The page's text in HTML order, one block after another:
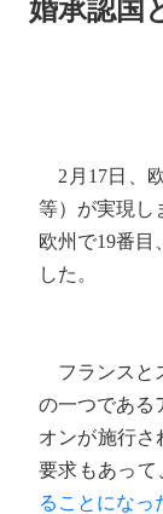
婚承認国
2月17日、
等）が実現し
欧州で19番目
した。
フランスと
の一つである
オンが施行
要求もあって
ることになっ